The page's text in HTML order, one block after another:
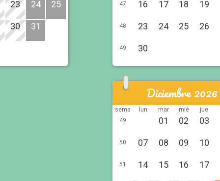
23 24 25
30 31
47 16 17 18 19
48 23 24 25 26
49 30
Diciembre 2026
sema lun mar mié
jue
49
01 02 03
50 07 08 09 10
51 14 15 16 17